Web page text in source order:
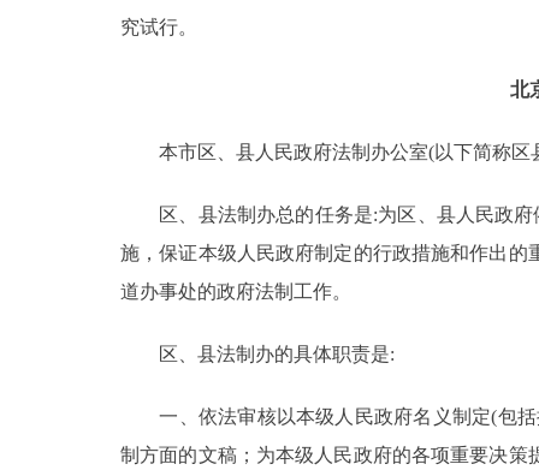
政民互动
12345网上接诉即办
究试行。
北
本市区、县人民政府法制办公室(以下简称区
区、县法制办总的任务是:为区、县人民政府
施，保证本级人民政府制定的行政措施和作出
道办事处的政府法制工作。
区、县法制办的具体职责是:
一、依法审核以本级人民政府名义制定(包括
制方面的文稿；为本级人民政府的各项重要决